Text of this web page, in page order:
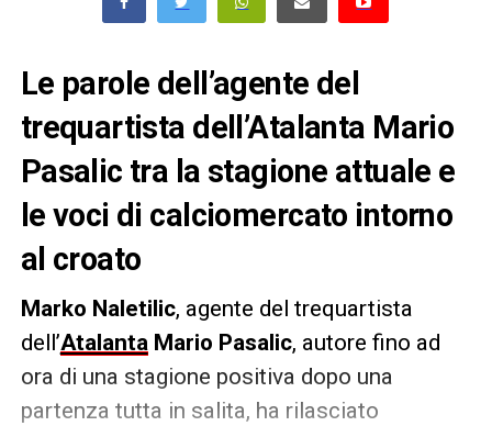
Le parole dell’agente del
trequartista dell’Atalanta Mario
Pasalic tra la stagione attuale e
le voci di calciomercato intorno
al croato
Marko Naletilic, agente del trequartista
dell’Atalanta Mario Pasalic, autore fino ad
ora di una stagione positiva dopo una
partenza tutta in salita, ha rilasciato